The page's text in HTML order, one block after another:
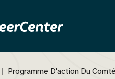
Programme D'action Du